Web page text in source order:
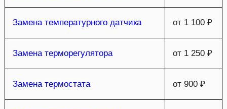
Замена температурного датчика от 1 100 ₽
Замена терморегулятора от 1 250 ₽
Замена термостата от 900 ₽